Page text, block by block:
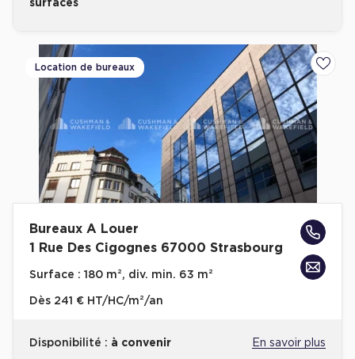
surfaces
Location de bureaux
Bureaux A Louer
1 Rue Des Cigognes 67000 Strasbourg
Surface : 180 m², div. min. 63 m²
Dès 241 € HT/HC/m²/an
Disponibilité : à convenir En savoir plus